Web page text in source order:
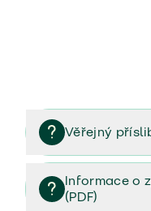
Věřejný
Věřejný příslib
Informace o
(PDF)